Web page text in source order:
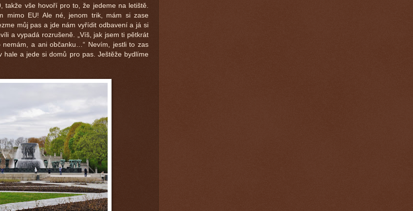
takže vše hovoří pro to, že jedeme na letiště.
mimo EU! Ale né, jenom trik, mám si zase
můj pas a jde nám vyřídit odbavení a já si
a vypadá rozrušeně. „Víš, jak jsem ti pětkrát
a ani občanku…“ Nevím, jestli to zas
hale a jede si domů pro pas. Ještěže bydlíme